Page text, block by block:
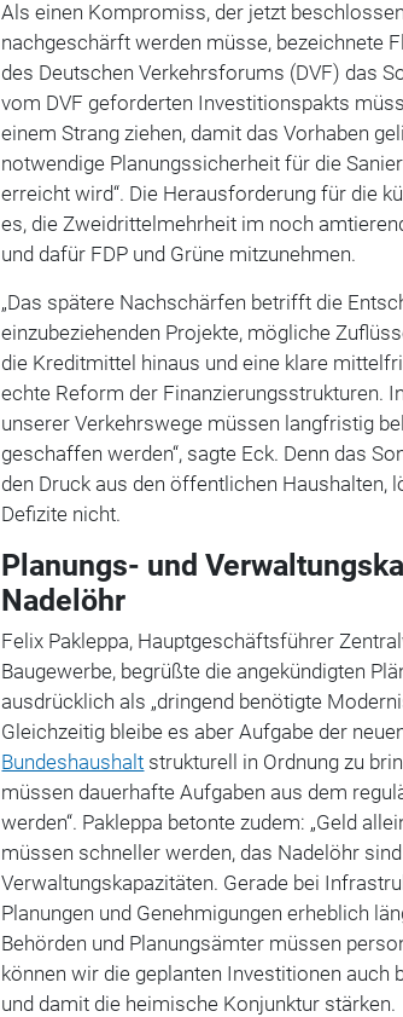
Als einen Kompromiss, der jetzt
nachgeschärft werden müsse, bezeichnete
des Deutschen Verkehrsforums (DVF) das
vom DVF geforderten Investitionspakts
einem Strang ziehen, damit das Vorhaben
notwendige Planungssicherheit für die
erreicht wird“. Die Herausforderung für die
es, die Zweidrittelmehrheit im noch
und dafür FDP und Grüne mitzunehmen.
„Das spätere Nachschärfen betrifft die
einzubeziehenden Projekte, mögliche
die Kreditmittel hinaus und eine klare
echte Reform der Finanzierungsstrukturen.
unserer Verkehrswege müssen langfristig
geschaffen werden“, sagte Eck. Denn das
den Druck aus den öffentlichen Haushalten,
Defizite nicht.
Planungs- und
Nadelöhr
Felix Pakleppa, Hauptgeschäftsführer
Baugewerbe, begrüßte die angekündigten
ausdrücklich als „dringend benötigte
Gleichzeitig bleibe es aber Aufgabe der
Bundeshaushalt strukturell in Ordnung zu
müssen dauerhafte Aufgaben aus dem
werden“. Pakleppa betonte zudem: „Geld
müssen schneller werden, das Nadelöhr
Verwaltungskapazitäten. Gerade bei
Planungen und Genehmigungen erheblich
Behörden und Planungsämter müssen
können wir die geplanten Investitionen auch
und damit die heimische Konjunktur stärken.